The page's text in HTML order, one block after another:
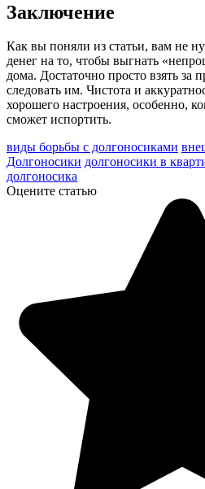
Заключение
Как вы поняли из статьи, вам не
денег на то, чтобы выгнать
дома. Достаточно просто взять за
следовать им. Чистота и
хорошего настроения, особенно,
сможет испортить.
виды борьбы с долгоносиками
Долгоносики долгоносики в
долгоносика
Оцените статью